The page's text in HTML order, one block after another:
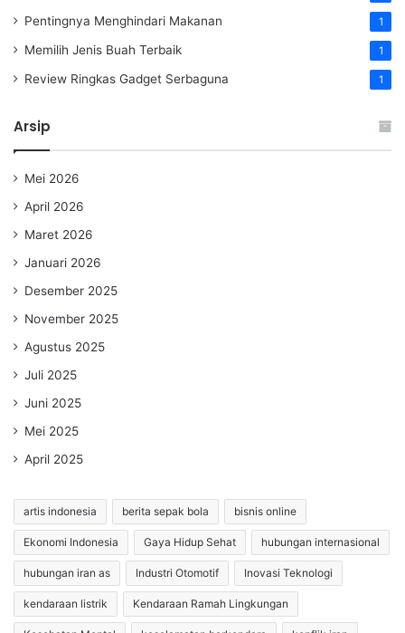
Pentingnya Menghindari Makanan 1
Memilih Jenis Buah Terbaik 1
Review Ringkas Gadget Serbaguna 1
Arsip
Mei 2026
April 2026
Maret 2026
Januari 2026
Desember 2025
November 2025
Agustus 2025
Juli 2025
Juni 2025
Mei 2025
April 2025
artis indonesia berita sepak bola bisnis online
Ekonomi Indonesia Gaya Hidup Sehat hubungan internasional
hubungan iran as Industri Otomotif Inovasi Teknologi
kendaraan listrik Kendaraan Ramah Lingkungan